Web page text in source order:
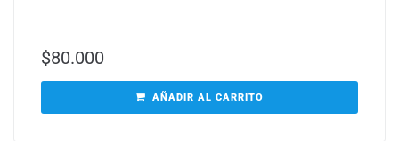
$80.000
AÑADIR AL CARRITO